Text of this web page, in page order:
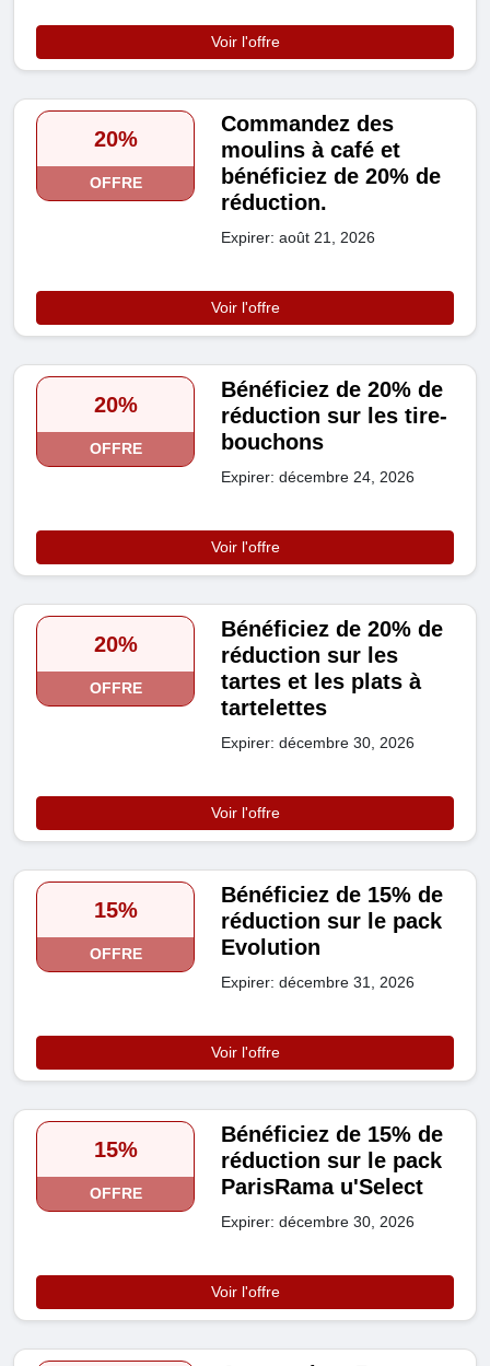
Voir l'offre
20%
OFFRE
Commandez des
moulins à café et
bénéficiez de 20% de
réduction.
Expirer: août 21, 2026
Voir l'offre
20%
OFFRE
Bénéficiez de 20% de
réduction sur les tire-
bouchons
Expirer: décembre 24, 2026
Voir l'offre
20%
OFFRE
Bénéficiez de 20% de
réduction sur les
tartes et les plats à
tartelettes
Expirer: décembre 30, 2026
Voir l'offre
15%
OFFRE
Bénéficiez de 15% de
réduction sur le pack
Evolution
Expirer: décembre 31, 2026
Voir l'offre
15%
OFFRE
Bénéficiez de 15% de
réduction sur le pack
ParisRama u'Select
Expirer: décembre 30, 2026
Voir l'offre